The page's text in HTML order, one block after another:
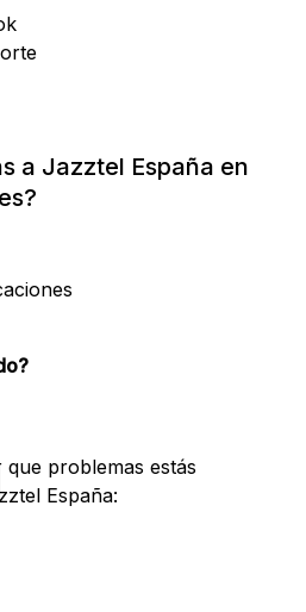
a Jazztel España en
problemas estás
España: